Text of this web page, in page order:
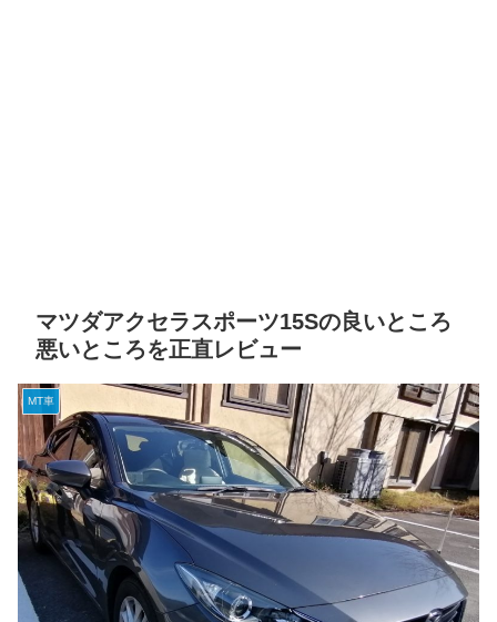
マツダアクセラスポーツ15Sの良いところ
悪いところを正直レビュー
MT車